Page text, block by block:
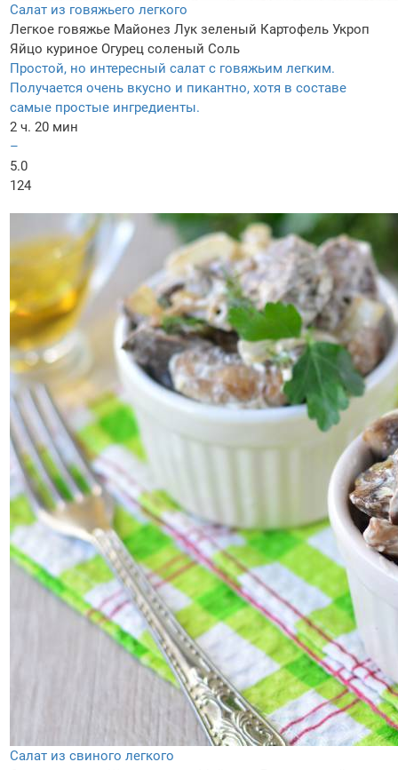
Салат из говяжьего легкого
Легкое говяжье Майонез Лук зеленый Картофель Укроп
Яйцо куриное Огурец соленый Соль
Простой, но интересный салат с говяжьим легким.
Получается очень вкусно и пикантно, хотя в составе
самые простые ингредиенты.
2 ч. 20 мин
–
5.0
124
Салат из свиного легкого